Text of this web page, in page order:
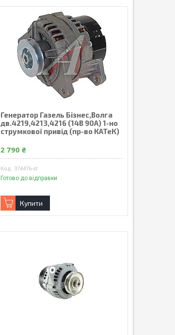
Генератор Газель Бізнес,Волга
дв.4219,4213,4216 (14В 90А) 1-но
струмкової привід (пр-во КАТеК)
2 790 ₴
374476-st
Готово до відправки
Купити